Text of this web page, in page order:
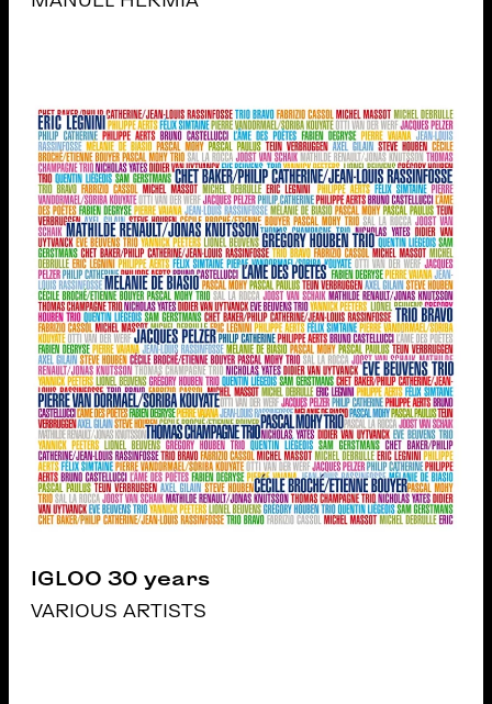
IGLOO 30 years
VARIOUS ARTISTS